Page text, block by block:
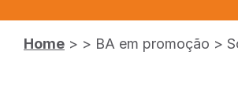
Home > > BA em promoção >